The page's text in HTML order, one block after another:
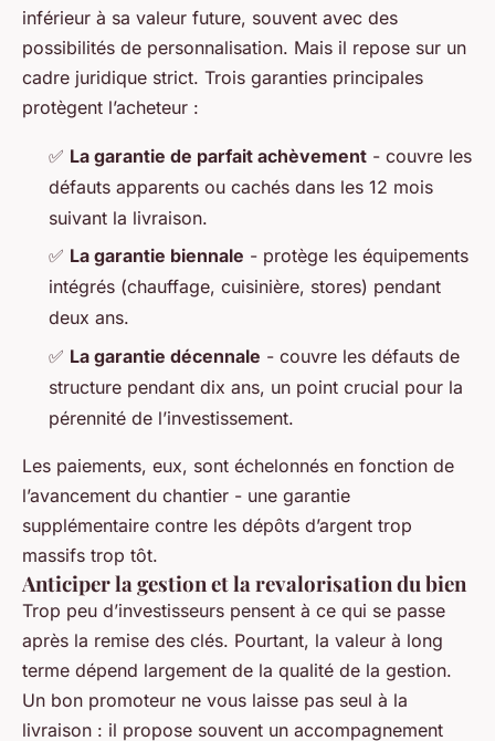
inférieur à sa valeur future, souvent avec des
possibilités de personnalisation. Mais il repose sur un
cadre juridique strict. Trois garanties principales
protègent l’acheteur :
✅ La garantie de parfait achèvement - couvre les
défauts apparents ou cachés dans les 12 mois
suivant la livraison.
✅ La garantie biennale - protège les équipements
intégrés (chauffage, cuisinière, stores) pendant
deux ans.
✅ La garantie décennale - couvre les défauts de
structure pendant dix ans, un point crucial pour la
pérennité de l’investissement.
Les paiements, eux, sont échelonnés en fonction de
l’avancement du chantier - une garantie
supplémentaire contre les dépôts d’argent trop
massifs trop tôt.
Anticiper la gestion et la revalorisation du bien
Trop peu d’investisseurs pensent à ce qui se passe
après la remise des clés. Pourtant, la valeur à long
terme dépend largement de la qualité de la gestion.
Un bon promoteur ne vous laisse pas seul à la
livraison : il propose souvent un accompagnement